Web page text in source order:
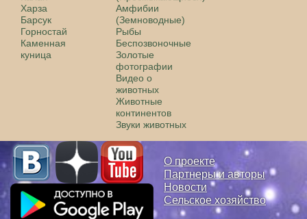
Харза
Барсук
Горностай
Каменная
куница
Амфибии
(Земноводные)
Рыбы
Беспозвоночные
Золотые
фотографии
Видео о
животных
Животные
континентов
Звуки животных
О проекте
Партнеры и авторы
Новости
Сельское хозяйство